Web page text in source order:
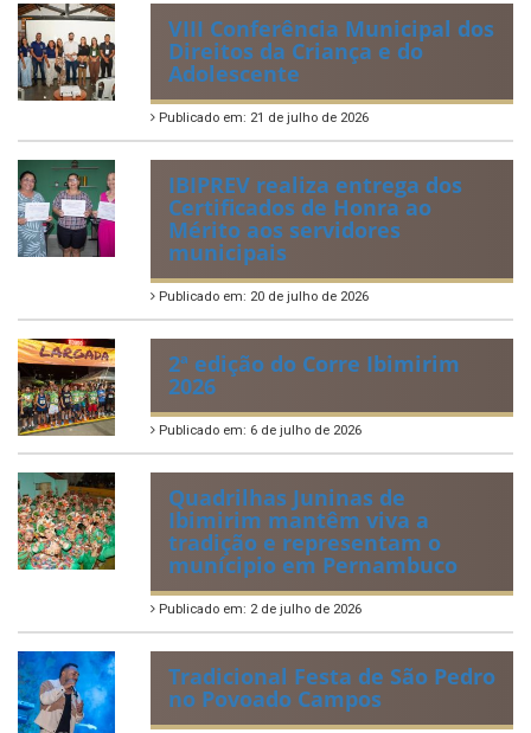
VIII Conferência Municipal dos
Direitos da Criança e do
Adolescente
Publicado em: 21 de julho de 2026
IBIPREV realiza entrega dos
Certificados de Honra ao
Mérito aos servidores
municipais
Publicado em: 20 de julho de 2026
2ª edição do Corre Ibimirim
2026
Publicado em: 6 de julho de 2026
Quadrilhas Juninas de
Ibimirim mantêm viva a
tradição e representam o
munícipio em Pernambuco
Publicado em: 2 de julho de 2026
Tradicional Festa de São Pedro
no Povoado Campos